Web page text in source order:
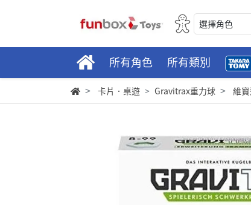
選擇角色
所有角色 所有類別
卡片．桌遊 Gravitrax重力球 維